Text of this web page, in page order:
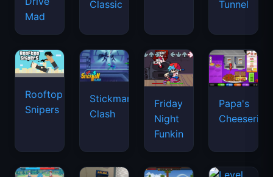
Mad
Classic Tunnel
Rooftop
Snipers
Stickman
Clash
Friday
Night
Funkin
Papa's
Cheeseria